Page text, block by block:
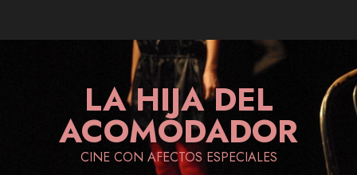
LA HIJA DEL
ACOMODADOR
CINE CON AFECTOS ESPECIALES